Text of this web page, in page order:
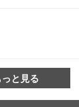
と見る